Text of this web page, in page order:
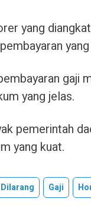
yang
gaji
yang jelas.
pemerintah
yang kuat.
Dilarang Gaji